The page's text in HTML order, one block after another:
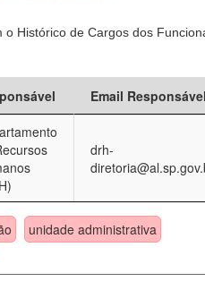
o Histórico de Cargos dos
Email
drh-
unidade administrativa